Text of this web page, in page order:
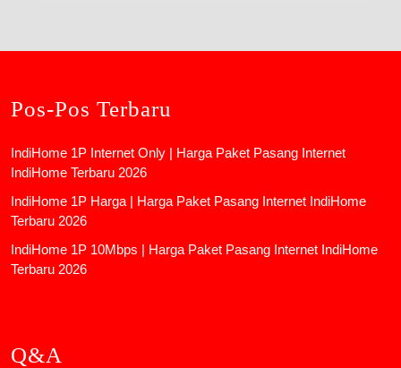
Pos-Pos Terbaru
IndiHome 1P Internet Only | Harga Paket Pasang Internet
IndiHome Terbaru 2026
IndiHome 1P Harga | Harga Paket Pasang Internet IndiHome
Terbaru 2026
IndiHome 1P 10Mbps | Harga Paket Pasang Internet IndiHome
Terbaru 2026
Q&A